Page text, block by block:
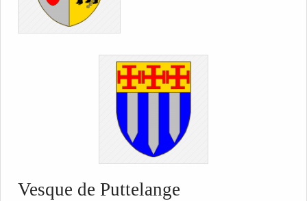
Vesque de Puttelange